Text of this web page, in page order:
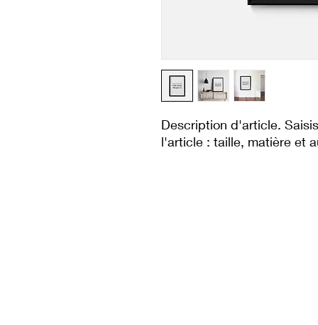
Description d'article.
l'article : taille, matière et